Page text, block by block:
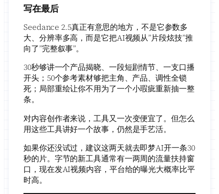
写在最后
Seedance 2.5真正有意思的地方，不是它参数多
大、分辨率多高，而是它把AI视频从”片段炫技”推
向了”完整叙事”。
30秒够讲一个产品揭晓、一段短剧情节、一支口播
开头；50个参考素材够把主角、产品、调性全锁
死；局部重绘让你不用为了一个小瑕疵重新抽一整
条。
对内容创作者来说，工具又一次变便宜了。但怎么
用这些工具讲好一个故事，仍然是手艺活。
如果你还没试过，建议这两天就去即梦AI开一条30
秒的片。字节的新工具通常有一两周的流量扶持窗
口，现在发AI视频内容，平台给的曝光大概率比平
时高。